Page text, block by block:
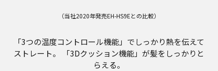
（当社2020年発売EH-HS9Eとの比較）
「3つの温度コントロール機能」でしっかり熱を伝えて
ストレート。 「3Dクッション機能」が髪をしっかりと
らえる。